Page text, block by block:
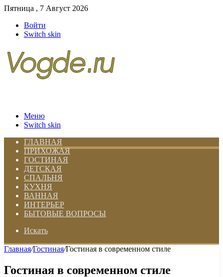
Пятница , 7 Август 2026
Войти
Switch skin
Меню
Switch skin
ГЛАВНАЯ
ПРИХОЖАЯ
ГОСТИНАЯ
ДЕТСКАЯ
СПАЛЬНЯ
КУХНЯ
ВАННАЯ
ИНТЕРЬЕР
БЫТОВЫЕ ВОПРОСЫ
Искать
Главная/Гостиная/Гостиная в современном стиле
Гостиная в современном стиле